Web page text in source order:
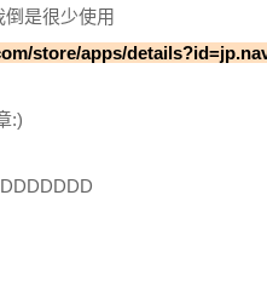
倒是很少使用
store/apps/
:)